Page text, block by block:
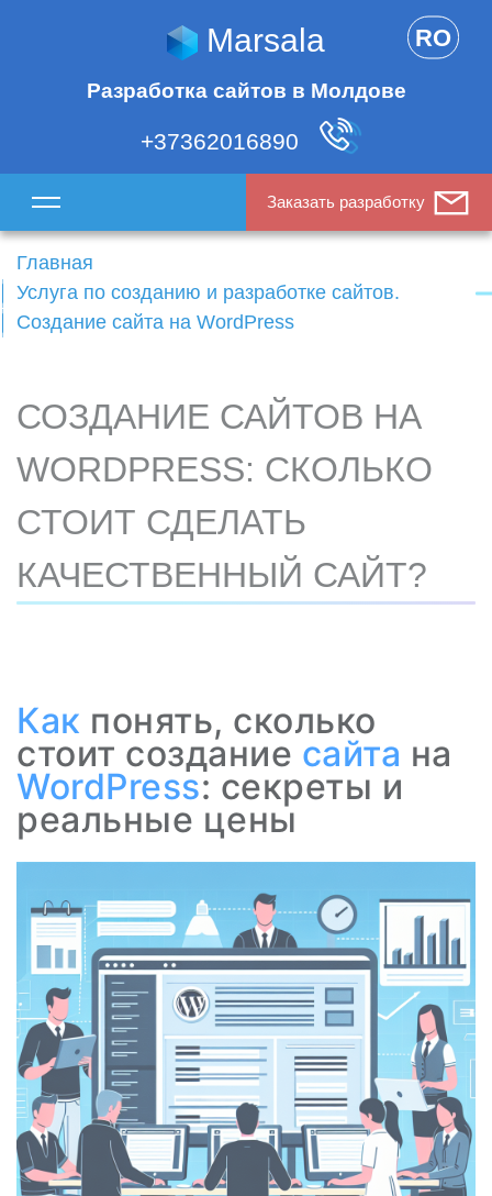
Marsala
Разработка сайтов в Молдове
+37362016890
RO
Заказать разработку
Главная
Услуга по созданию и разработке сайтов.
Создание сайта на WordPress
СОЗДАНИЕ САЙТОВ НА
WORDPRESS: СКОЛЬКО
СТОИТ СДЕЛАТЬ
КАЧЕСТВЕННЫЙ САЙТ?
Как понять, сколько
стоит создание сайта на
WordPress: секреты и
реальные цены